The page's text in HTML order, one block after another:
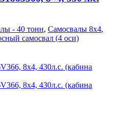
- 40 тонн, Самосвалы 8х4,
самосвал (4 оси)